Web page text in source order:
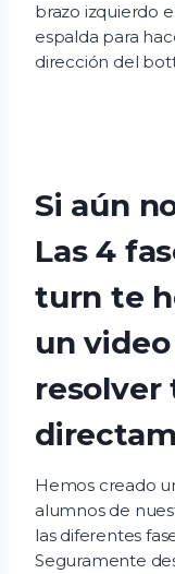
brazo izquierdo
espalda para
dirección del
Si aún
Las 4
turn te
un
resolver
Hemos creado
alumnos de
las diferentes
Seguramente